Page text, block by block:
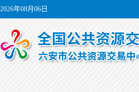
2026年08月06日